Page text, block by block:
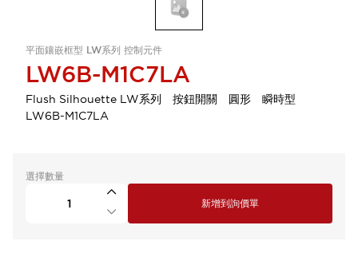
平面鑲嵌框型 LW系列 控制元件
LW6B-M1C7LA
Flush Silhouette LW系列 按鈕開關 圓形 瞬時型
LW6B-M1C7LA
選擇數量
新增到詢價單